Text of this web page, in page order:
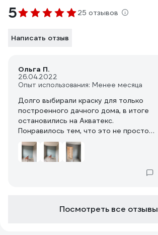
5 25 отзывов
Написать отзыв
Ольга П.
26.04.2022
Опыт использования: Менее месяца
Долго выбирали краску для только
построенного дачного дома, в итоге
остановились на Акватекс.
Понравилось тем, что это не просто
краска, а ещё и антисептик, т.е. уже не
нужно заморачиваться и перед
покраской пропитывать древесину, да
спальню, так на пол попало всего
Посмотреть все отзывы